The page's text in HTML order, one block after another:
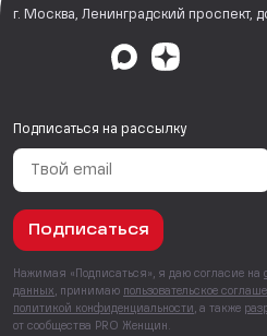
г. Москва, Ленинградский проспект,
Подписаться на рассылку
Подписаться
Нажимая «Подписаться», я даю согласие на
данных , принимаю пользовательское
политикой конфиденциальности , а также
от сообщества PRO Женщин.